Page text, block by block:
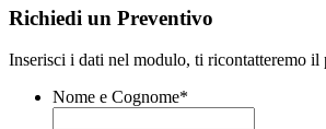
Richiedi un Preventivo
Inserisci i dati nel modulo, ti ricontatteremo il
Nome e Cognome*